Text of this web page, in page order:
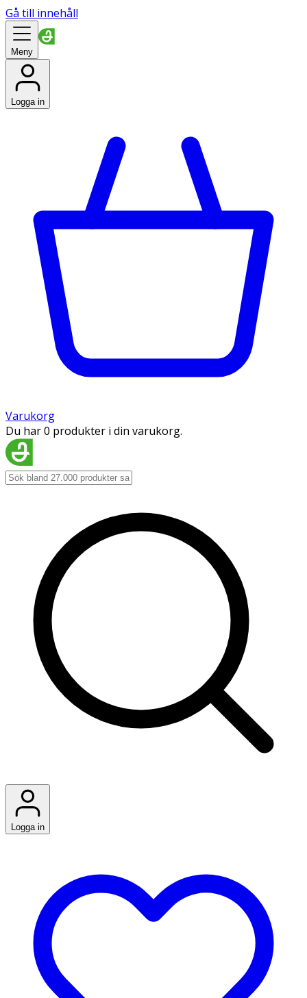
Gå till innehåll
Meny
Logga in
Varukorg
Du har 0 produkter i din varukorg.
Logga in